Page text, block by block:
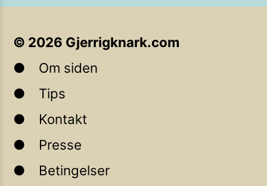
© 2026 Gjerrigknark.com
Om siden
Tips
Kontakt
Presse
Betingelser